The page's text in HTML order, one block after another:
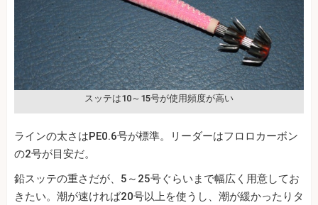
スッテは10～15号が使用頻度が高い
ラインの太さはPE0.6号が標準。リーダーはフロロカーボン
の2号が目安だ。
鉛スッテの重さだが、5～25号ぐらいまで幅広く用意してお
きたい。潮が速ければ20号以上を使うし、潮が緩かったりタ